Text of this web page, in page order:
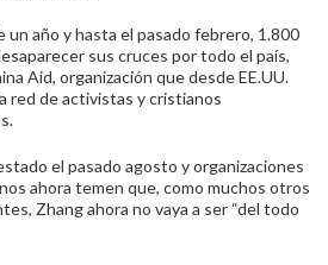
un año y hasta el pasado febrero, 1.800
sus cruces por todo el país,
Aid, organización que desde EE.UU.
red de activistas y cristianos
el pasado agosto y organizaciones
ahora temen que, como muchos otros
Zhang ahora no vaya a ser “del todo